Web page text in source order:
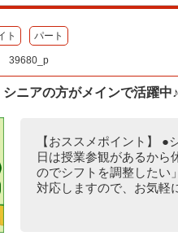
ト パート
39680_p
シニアの方がメインで活躍
【おススメポイント】 ●
日は授業参観があるから
のでシフトを調整したい
対応しますので、お気軽